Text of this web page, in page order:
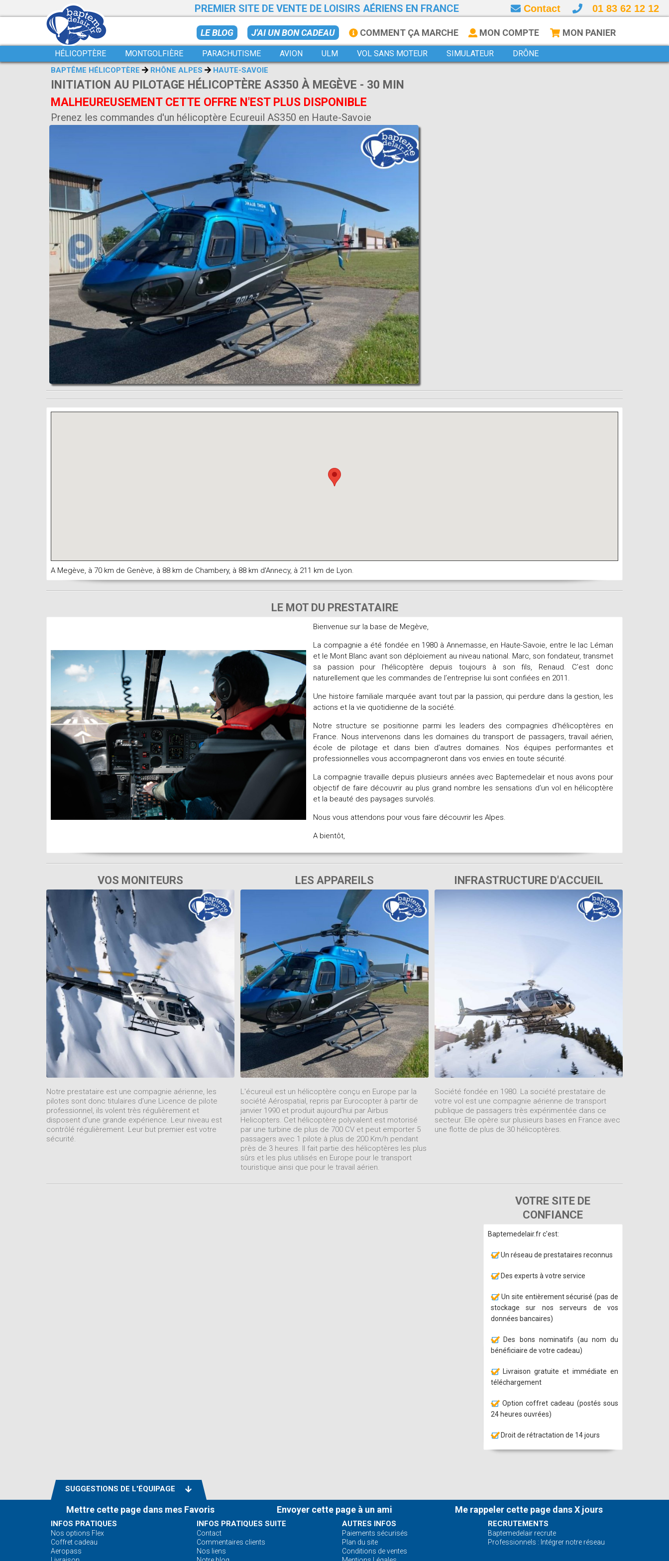
PREMIER SITE DE VENTE DE LOISIRS AÉRIENS EN FRANCE Contact 01 83 62 12 12
LE BLOG J'AI UN BON CADEAU COMMENT ÇA MARCHE MON COMPTE MON PANIER
HÉLICOPTÈRE MONTGOLFIÈRE PARACHUTISME AVION ULM VOL SANS MOTEUR SIMULATEUR DRÔNE
BAPTÊME HÉLICOPTÈRE RHÔNE ALPES HAUTE-SAVOIE
INITIATION AU PILOTAGE HÉLICOPTÈRE AS350 À MEGÈVE - 30 MIN
MALHEUREUSEMENT CETTE OFFRE N'EST PLUS DISPONIBLE
Prenez les commandes d'un hélicoptère Ecureuil AS350 en Haute-Savoie
A Megève, à 70 km de Genève, à 88 km de Chambery, à 88 km d'Annecy, à 211 km de Lyon.
LE MOT DU PRESTATAIRE
Bienvenue sur la base de Megève,
La compagnie a été fondée en 1980 à Annemasse, en Haute-Savoie, entre le lac Léman
et le Mont Blanc avant son déploiement au niveau national. Marc, son fondateur, transmet
sa passion pour l’hélicoptère depuis toujours à son fils, Renaud. C’est donc
naturellement que les commandes de l’entreprise lui sont confiées en 2011.
Une histoire familiale marquée avant tout par la passion, qui perdure dans la gestion, les
actions et la vie quotidienne de la société.
Notre structure se positionne parmi les leaders des compagnies d’hélicoptères en
France. Nous intervenons dans les domaines du transport de passagers, travail aérien,
école de pilotage et dans bien d’autres domaines. Nos équipes performantes et
professionnelles vous accompagneront dans vos envies en toute sécurité.
La compagnie travaille depuis plusieurs années avec Baptemedelair et nous avons pour
objectif de faire découvrir au plus grand nombre les sensations d’un vol en hélicoptère
et la beauté des paysages survolés.
Nous vous attendons pour vous faire découvrir les Alpes.
A bientôt,
VOS MONITEURS
Notre prestataire est une compagnie aérienne, les
pilotes sont donc titulaires d’une Licence de pilote
professionnel, ils volent très régulièrement et
disposent d’une grande expérience. Leur niveau est
contrôlé régulièrement. Leur but premier est votre
sécurité.
LES APPAREILS
L'écureuil est un hélicoptère conçu en Europe par la
société Aérospatial, repris par Eurocopter à partir de
janvier 1990 et produit aujourd'hui par Airbus
Helicopters. Cet hélicoptère polyvalent est motorisé
par une turbine de plus de 700 CV et peut emporter 5
passagers avec 1 pilote à plus de 200 Km/h pendant
près de 3 heures. Il fait partie des hélicoptères les plus
sûrs et les plus utilisés en Europe pour le transport
touristique ainsi que pour le travail aérien.
INFRASTRUCTURE D'ACCUEIL
Société fondée en 1980. La société prestataire de
votre vol est une compagnie aérienne de transport
publique de passagers très expérimentée dans ce
secteur. Elle opère sur plusieurs bases en France avec
une flotte de plus de 30 hélicoptères.
VOTRE SITE DE
CONFIANCE
Baptemedelair.fr c'est:
Un réseau de prestataires reconnus
Des experts à votre service
Un site entièrement sécurisé (pas de
stockage sur nos serveurs de vos
données bancaires)
Des bons nominatifs (au nom du
bénéficiaire de votre cadeau)
Livraison gratuite et immédiate en
téléchargement
Option coffret cadeau (postés sous
24 heures ouvrées)
Droit de rétractation de 14 jours
SUGGESTIONS DE L'ÉQUIPAGE
Mettre cette page dans mes Favoris Envoyer cette page à un ami Me rappeler cette page dans X jours
INFOS PRATIQUES
Nos options Flex
Coffret cadeau
Aeropass
INFOS PRATIQUES SUITE
Contact
Commentaires clients
Nos liens
AUTRES INFOS
Paiements sécurisés
Plan du site
Conditions de ventes
RECRUTEMENTS
Baptemedelair recrute
Professionnels : Intégrer notre réseau